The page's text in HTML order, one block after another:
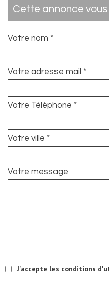
cette annonce
Votre nom *
Votre adresse mail *
Votre Téléphone *
Votre ville *
Votre message
J'accepte les conditions